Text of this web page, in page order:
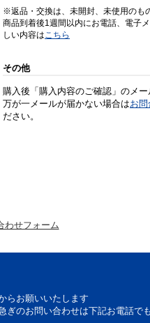
※返品・交換は、未開封、未使用のも
商品到着後1週間以内にお電話、電子
しい内容はこちら
その他
購入後「購入内容のご確認」のメー
万が一メールが届かない場合はお
ださい。
わせフォーム
らお願いいたします
ぎのお問い合わせは下記お電話で